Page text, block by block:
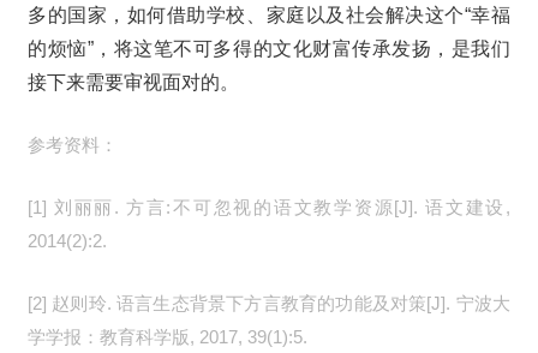
多的国家，如何借助学校、家庭以及社会解决这个“幸福
的烦恼”，将这笔不可多得的文化财富传承发扬，是我们
接下来需要审视面对的。
参考资料：
[1] 刘丽丽. 方言:不可忽视的语文教学资源[J]. 语文建设,
2014(2):2.
[2] 赵则玲. 语言生态背景下方言教育的功能及对策[J]. 宁波大
学学报：教育科学版, 2017, 39(1):5.